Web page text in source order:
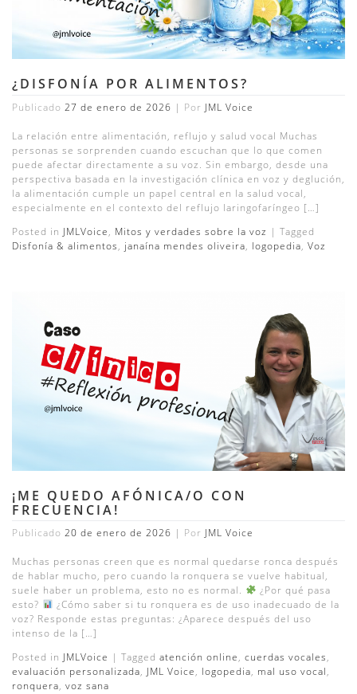
¿DISFONÍA POR ALIMENTOS?
Publicado 27 de enero de 2026 | Por JML Voice
La relación entre alimentación, reflujo y salud vocal Muchas
personas se sorprenden cuando escuchan que lo que comen
puede afectar directamente a su voz. Sin embargo, desde una
perspectiva basada en la investigación clínica en voz y deglución,
la alimentación cumple un papel central en la salud vocal,
especialmente en el contexto del reflujo laringofaríngeo […]
Posted in JMLVoice, Mitos y verdades sobre la voz | Tagged
Disfonía & alimentos, janaína mendes oliveira, logopedia, Voz
¡ME QUEDO AFÓNICA/O CON
FRECUENCIA!
Publicado 20 de enero de 2026 | Por JML Voice
Muchas personas creen que es normal quedarse ronca después
de hablar mucho, pero cuando la ronquera se vuelve habitual,
suele haber un problema, esto no es normal.
¿Por qué pasa
esto?
¿Cómo saber si tu ronquera es de uso inadecuado de la
voz? Responde estas preguntas: ¿Aparece después del uso
intenso de la […]
Posted in JMLVoice | Tagged atención online, cuerdas vocales,
evaluación personalizada, JML Voice, logopedia, mal uso vocal,
ronquera, voz sana